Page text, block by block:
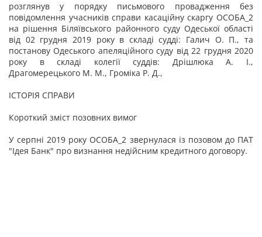
розглянув у порядку письмового провадження без
повідомлення учасників справи касаційну скаргу ОСОБА_2
на рішення Біляївського районного суду Одеської області
від 02 грудня 2019 року в складі судді: Галич О. П., та
постанову Одеського апеляційного суду від 22 грудня 2020
року в складі колегії суддів: Дрішлюка А. І.,
Драгомерецького М. М., Громіка Р. Д.,
ІСТОРІЯ СПРАВИ
Короткий зміст позовних вимог
У серпні 2019 року ОСОБА_2 звернулася із позовом до ПАТ
"Ідея Банк" про визнання недійсним кредитного договору.